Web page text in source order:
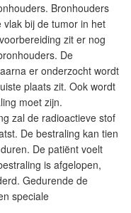
Bronhouders
bij de tumor in het
zit er nog
De
er onderzocht wordt
plaats zit. Ook wordt
moet zijn.
zal de radioactieve stof
De bestraling kan tien
De patiënt voelt
is afgelopen,
Gedurende de
speciale